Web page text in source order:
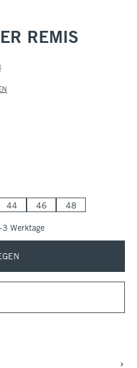
REMIS
44 46 48
Werktage